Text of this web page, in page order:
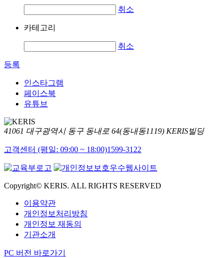
취소
카테고리
취소
등록
인스타그램
페이스북
유튜브
41061 대구광역시 동구 동내로 64(동내동1119) KERIS빌딩
고객센터 (평일: 09:00 ~ 18:00)1599-3122
Copyright© KERIS. ALL RIGHTS RESERVED
이용약관
개인정보처리방침
개인정보 재동의
기관소개
PC 버전 바로가기